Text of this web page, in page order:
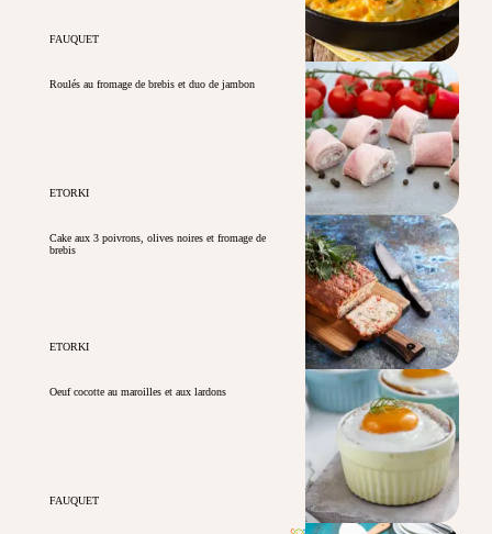
FAUQUET
Roulés au fromage de brebis et duo de jambon
ETORKI
Cake aux 3 poivrons, olives noires et fromage de
brebis
ETORKI
Oeuf cocotte au maroilles et aux lardons
FAUQUET